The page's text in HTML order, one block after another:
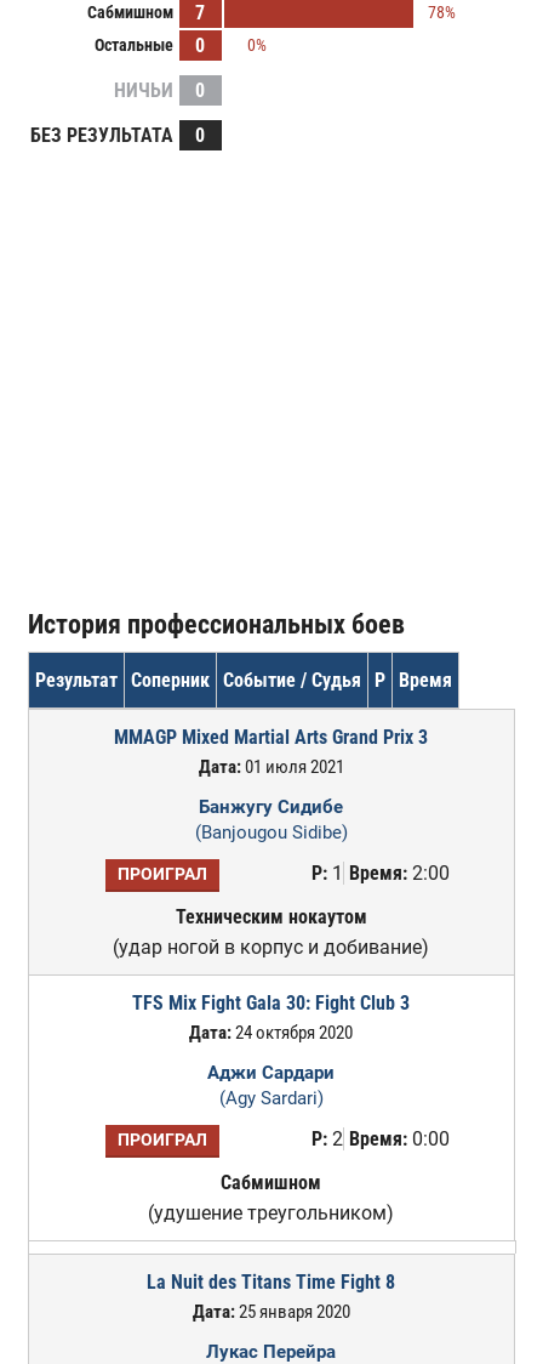
Сабмишном
7
78%
Остальные
0 0%
НИЧЬИ
0
БЕЗ РЕЗУЛЬТАТА
0
История профессиональных боев
Результат Соперник Событие / Судья Р Время
MMAGP Mixed Martial Arts Grand Prix 3
Дата:01 июля 2021
Банжугу Сидибе
(Banjougou Sidibe)
ПРОИГРАЛ Р:1 Время:2:00
Техническим нокаутом
(удар ногой в корпус и добивание)
TFS Mix Fight Gala 30: Fight Club 3
Дата:24 октября 2020
Аджи Сардари
(Agy Sardari)
ПРОИГРАЛ Р:2 Время:0:00
Сабмишном
(удушение треугольником)
La Nuit des Titans Time Fight 8
Дата:25 января 2020
Лукас Перейра